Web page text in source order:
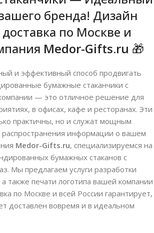
бренда! Дизайн
по Москве и
Medor-Gifts.ru 🎁
и эффективный способ продвигать
бумажные стаканчики с
— это отличное решение для
в офисах, кафе и ресторанах. Эти
практичны, но и служат мощным
информации о вашем
Medor-Gifts.ru, специализируемся на
бумажных стаканов с
Мы предлагаем услуги разработки
также печати логотипа вашей компании
по Москве и всей России гарантирует,
доставлен вовремя и в идеальном